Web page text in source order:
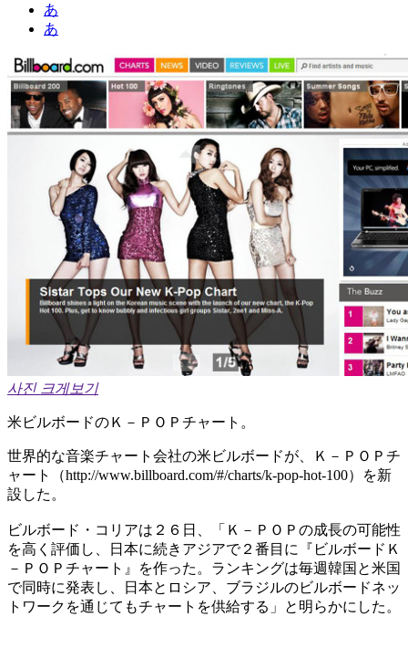
あ
あ
사진 크게보기
米ビルボードのＫ－ＰＯＰチャート。
世界的な音楽チャート会社の米ビルボードが、Ｋ－ＰＯＰチ
ャート（http://www.billboard.com/#/charts/k-pop-hot-100）を新
設した。
ビルボード・コリアは２６日、「Ｋ－ＰＯＰの成長の可能性
を高く評価し、日本に続きアジアで２番目に『ビルボードＫ
－ＰＯＰチャート』を作った。ランキングは毎週韓国と米国
で同時に発表し、日本とロシア、ブラジルのビルボードネッ
トワークを通じてもチャートを供給する」と明らかにした。